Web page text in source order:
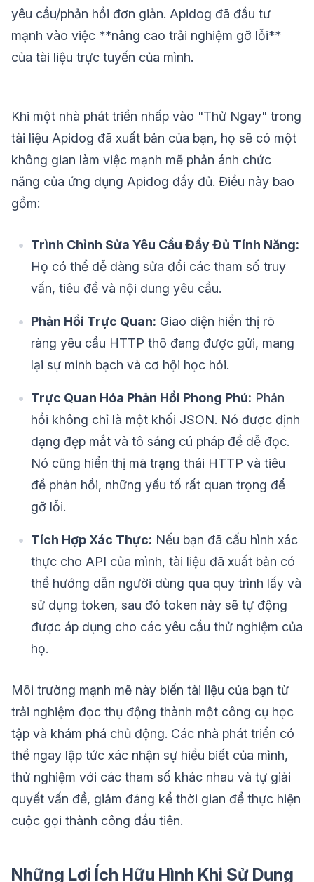
yêu cầu/phản hồi đơn giản. Apidog đã đầu tư
mạnh vào việc **nâng cao trải nghiệm gỡ lỗi**
của tài liệu trực tuyến của mình.
Khi một nhà phát triển nhấp vào "Thử Ngay" trong
tài liệu Apidog đã xuất bản của bạn, họ sẽ có một
không gian làm việc mạnh mẽ phản ánh chức
năng của ứng dụng Apidog đầy đủ. Điều này bao
gồm:
Trình Chỉnh Sửa Yêu Cầu Đầy Đủ Tính Năng:
Họ có thể dễ dàng sửa đổi các tham số truy
vấn, tiêu đề và nội dung yêu cầu.
Phản Hồi Trực Quan: Giao diện hiển thị rõ
ràng yêu cầu HTTP thô đang được gửi, mang
lại sự minh bạch và cơ hội học hỏi.
Trực Quan Hóa Phản Hồi Phong Phú: Phản
hồi không chỉ là một khối JSON. Nó được định
dạng đẹp mắt và tô sáng cú pháp để dễ đọc.
Nó cũng hiển thị mã trạng thái HTTP và tiêu
đề phản hồi, những yếu tố rất quan trọng để
gỡ lỗi.
Tích Hợp Xác Thực: Nếu bạn đã cấu hình xác
thực cho API của mình, tài liệu đã xuất bản có
thể hướng dẫn người dùng qua quy trình lấy và
sử dụng token, sau đó token này sẽ tự động
được áp dụng cho các yêu cầu thử nghiệm của
họ.
Môi trường mạnh mẽ này biến tài liệu của bạn từ
trải nghiệm đọc thụ động thành một công cụ học
tập và khám phá chủ động. Các nhà phát triển có
thể ngay lập tức xác nhận sự hiểu biết của mình,
thử nghiệm với các tham số khác nhau và tự giải
quyết vấn đề, giảm đáng kể thời gian để thực hiện
cuộc gọi thành công đầu tiên.
Những Lợi Ích Hữu Hình Khi Sử Dụng